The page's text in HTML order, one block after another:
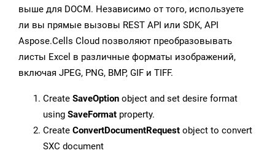
выше для DOCM. Независимо от того, используете
ли вы прямые вызовы REST API или SDK, API
Aspose.Cells Cloud позволяют преобразовывать
листы Excel в различные форматы изображений,
включая JPEG, PNG, BMP, GIF и TIFF.
Create SaveOption object and set desire format
using SaveFormat property.
Create ConvertDocumentRequest object to convert
SXC document